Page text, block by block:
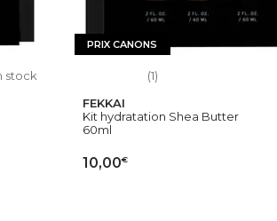
stock
PRIX CANONS
(1)
FEKKAI
Kit hydratation Shea Butter
60ml
10,00€